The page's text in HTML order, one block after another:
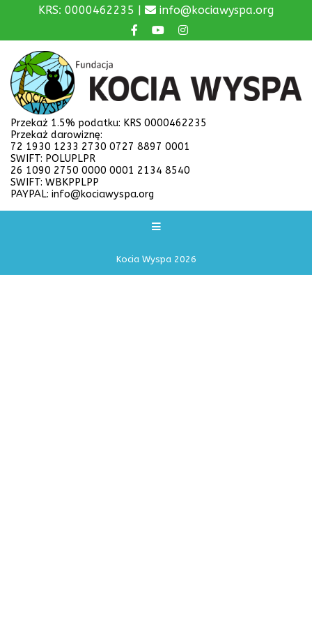
KRS: 0000462235 | info@kociawyspa.org
Przekaż 1.5% podatku: KRS 0000462235
Przekaż darowiznę:
72 1930 1233 2730 0727 8897 0001
SWIFT: POLUPLPR
26 1090 2750 0000 0001 2134 8540
SWIFT: WBKPPLPP
PAYPAL: info@kociawyspa.org
Kocia Wyspa 2026